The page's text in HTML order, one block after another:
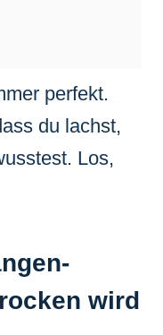
perfekt.
du lachst,
Los,
wird